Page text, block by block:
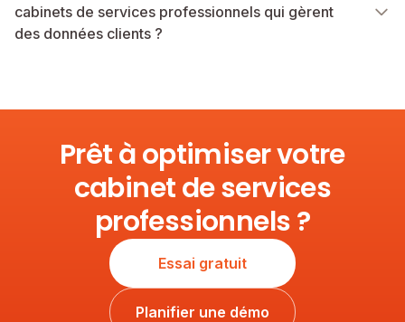
cabinets de services professionnels qui gèrent
des données clients ?
Prêt à optimiser votre
cabinet de services
professionnels ?
Essai gratuit
Planifier une démo